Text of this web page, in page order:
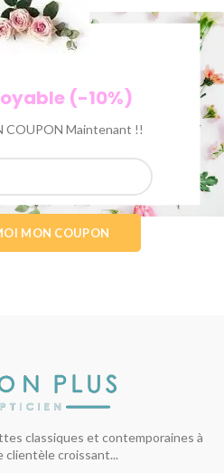
(-10%)
COUPON Maintenant !!
classiques et contemporaines à
clientèle croissant...